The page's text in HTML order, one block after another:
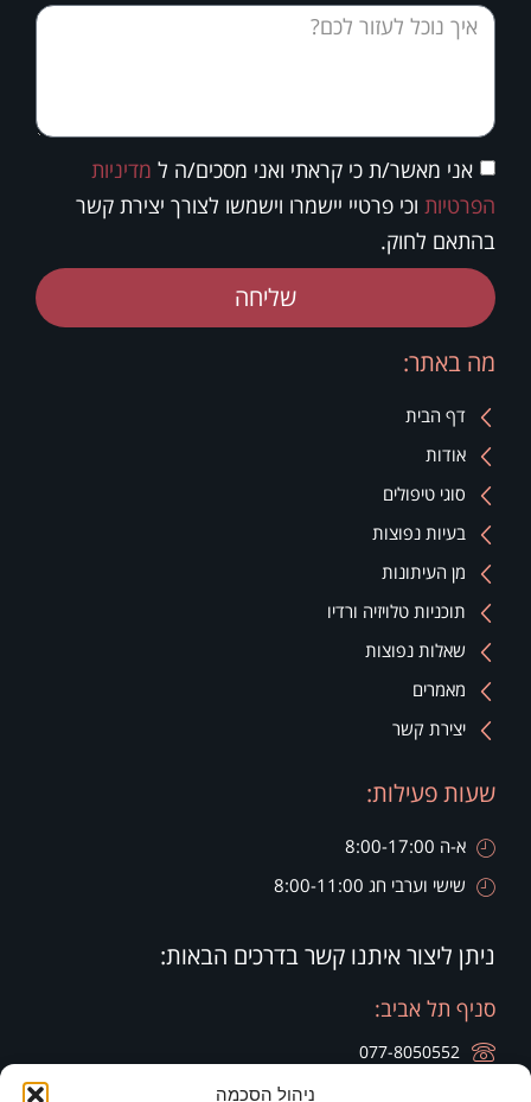
ניהול הסכמה
ניתן ליצור איתנו קשר בדרכים הבאות:
סניף תל אביב:
077-8050552
מה באתר:
דף הבית
אודות
סוגי טיפולים
בעיות נפוצות
מן העיתונות
תוכניות טלויזיה ורדיו
שאלות נפוצות
מאמרים
יצירת קשר
שעות פעילות:
א-ה 8:00-17:00
שישי וערבי חג 8:00-11:00
אני מאשר/ת כי קראתי ואני מסכים/ה ל מדיניות
הפרטיות וכי פרטיי יישמרו וישמשו לצורך יצירת קשר
בהתאם לחוק.
שליחה